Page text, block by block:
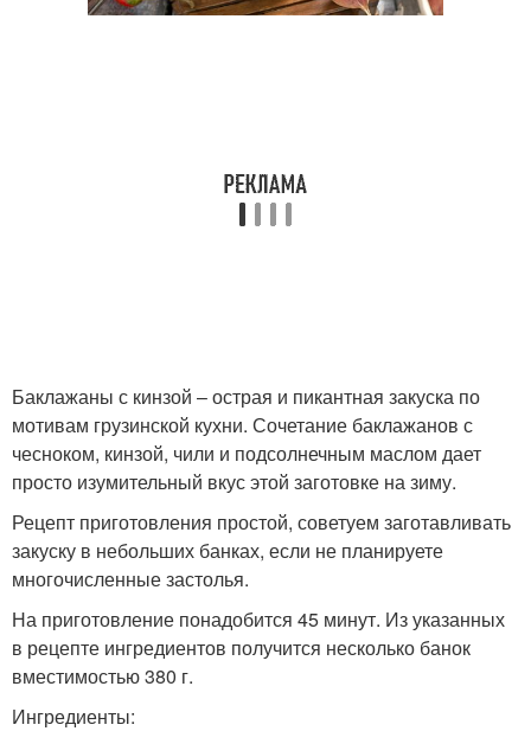
Баклажаны с кинзой – острая и пикантная закуска по
мотивам грузинской кухни. Сочетание баклажанов с
чесноком, кинзой, чили и подсолнечным маслом дает
просто изумительный вкус этой заготовке на зиму.
Рецепт приготовления простой, советуем заготавливать
закуску в небольших банках, если не планируете
многочисленные застолья.
На приготовление понадобится 45 минут. Из указанных
в рецепте ингредиентов получится несколько банок
вместимостью 380 г.
Ингредиенты: